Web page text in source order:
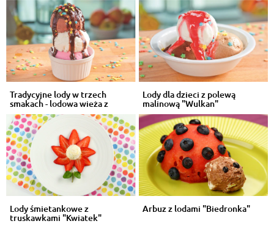
Tradycyjne lody w trzech
smakach - lodowa wieża z
polewą
Lody dla dzieci z polewą
malinową "Wulkan"
Lody śmietankowe z
truskawkami "Kwiatek"
Arbuz z lodami "Biedronka"